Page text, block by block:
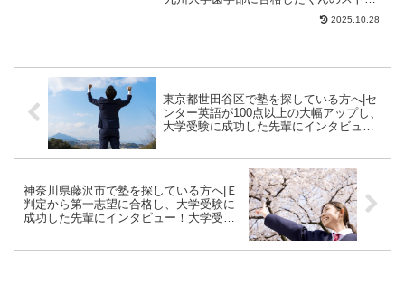
リーです。授業についていけず受験への
2025.10.28
東京都世田谷区で塾を探している方へ|セ
ンター英語が100点以上の大幅アップし、
大学受験に成功した先輩にインタビュ
神奈川県藤沢市で塾を探している方へ|Ｅ
判定から第一志望に合格し、大学受験に
成功した先輩にインタビュー！大学受験